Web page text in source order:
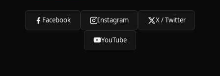
Facebook Instagram X / Twitter
YouTube